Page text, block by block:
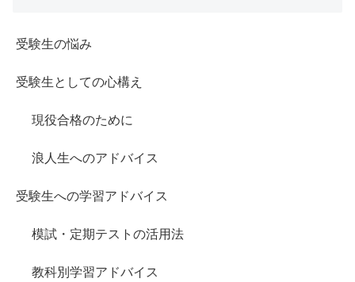
受験生の悩み
受験生としての心構え
現役合格のために
浪人生へのアドバイス
受験生への学習アドバイス
模試・定期テストの活用法
教科別学習アドバイス